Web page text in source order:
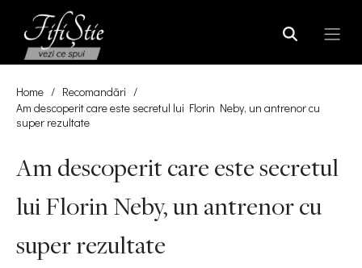
Home / Recomandări /
Am descoperit care este secretul lui Florin Neby, un antrenor cu
super rezultate
Am descoperit care este secretul
lui Florin Neby, un antrenor cu
super rezultate